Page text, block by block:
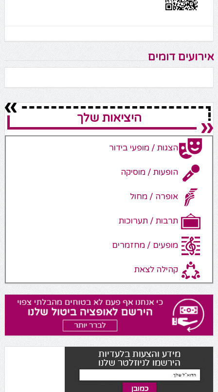
אירועים דומים
היציאות שלך
הצגות / מופעי בידור
הופעות / מוסיקה
אופרה / מחול
תרבות / תערוכות
מופעים / מחזמרים
קהילה לצאת